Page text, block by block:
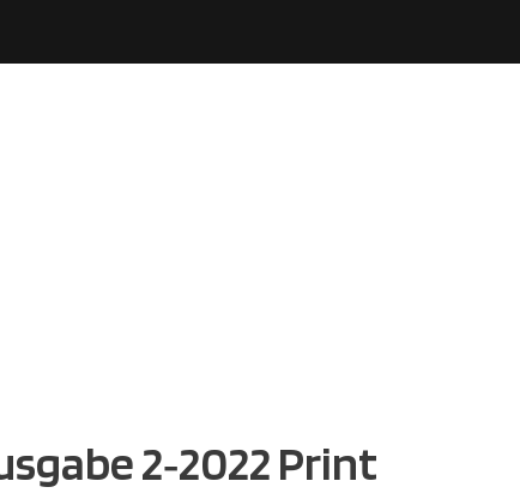
2‑2022 Print